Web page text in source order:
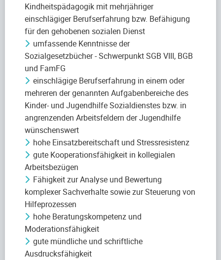
Kindheitspädagogik mit mehrjähriger
einschlägiger Berufserfahrung bzw. Befähigung
für den gehobenen sozialen Dienst
umfassende Kenntnisse der
Sozialgesetzbücher - Schwerpunkt SGB VIII, BGB
und FamFG
einschlägige Berufserfahrung in einem oder
mehreren der genannten Aufgabenbereiche des
Kinder- und Jugendhilfe Sozialdienstes bzw. in
angrenzenden Arbeitsfeldern der Jugendhilfe
wünschenswert
hohe Einsatzbereitschaft und Stressresistenz
gute Kooperationsfähigkeit in kollegialen
Arbeitsbezügen
Fähigkeit zur Analyse und Bewertung
komplexer Sachverhalte sowie zur Steuerung von
Hilfeprozessen
hohe Beratungskompetenz und
Moderationsfähigkeit
gute mündliche und schriftliche
Ausdrucksfähigkeit